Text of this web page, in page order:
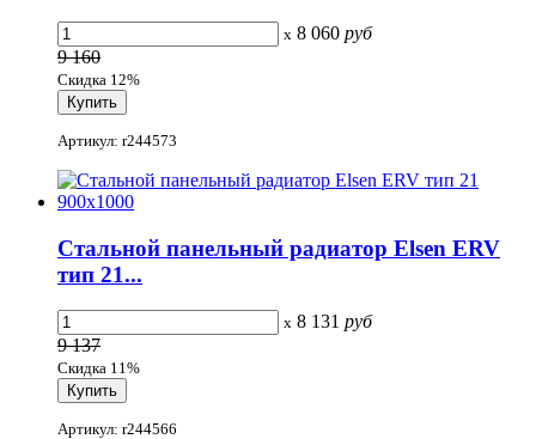
x 8 060 руб
9 160
Скидка 12%
Артикул: r244573
Стальной панельный радиатор Elsen ERV
тип 21...
x 8 131 руб
9 137
Скидка 11%
Артикул: r244566